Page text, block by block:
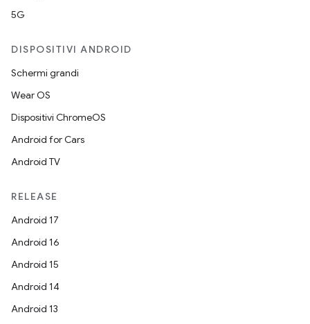
5G
DISPOSITIVI ANDROID
Schermi grandi
Wear OS
Dispositivi ChromeOS
Android for Cars
Android TV
RELEASE
Android 17
Android 16
Android 15
Android 14
Android 13